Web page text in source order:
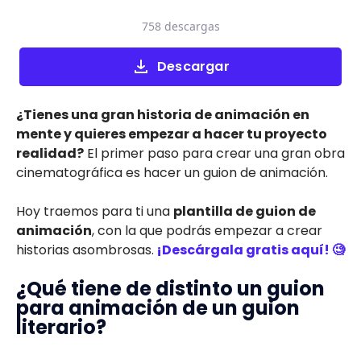
Descargar
758 descargas
¿Tienes una gran historia de animación en
mente y quieres empezar a hacer tu proyecto
realidad? El primer paso para crear una gran obra
cinematográfica es hacer un guion de animación.
Hoy traemos para ti una plantilla de guion de
animación, con la que podrás empezar a crear
historias asombrosas. ¡Descárgala gratis aquí! 🧐
¿Qué tiene de distinto un guion
para animación de un guion
literario?